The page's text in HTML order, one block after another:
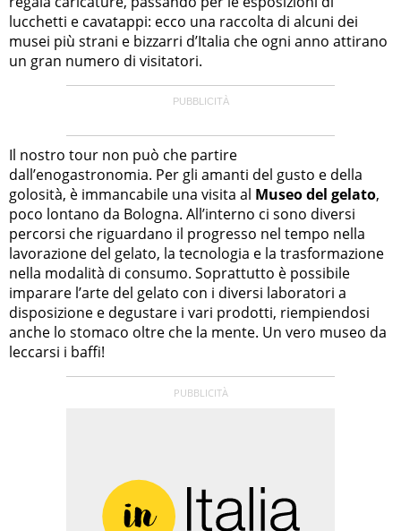
lucchetti e cavatappi: ecco una raccolta di alcuni dei
musei più strani e bizzarri d’Italia che ogni anno attirano
un gran numero di visitatori.
Il nostro tour non può che partire
dall’enogastronomia. Per gli amanti del gusto e della
golosità, è immancabile una visita al Museo del gelato,
poco lontano da Bologna. All’interno ci sono diversi
percorsi che riguardano il progresso nel tempo nella
lavorazione del gelato, la tecnologia e la trasformazione
nella modalità di consumo. Soprattutto è possibile
imparare l’arte del gelato con i diversi laboratori a
disposizione e degustare i vari prodotti, riempiendosi
anche lo stomaco oltre che la mente. Un vero museo da
leccarsi i baffi!